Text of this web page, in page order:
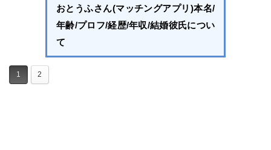
おとうふさん(マッチングアプリ)本名/
年齢/プロフ/経歴/年収/結婚彼氏につい
て
1 2